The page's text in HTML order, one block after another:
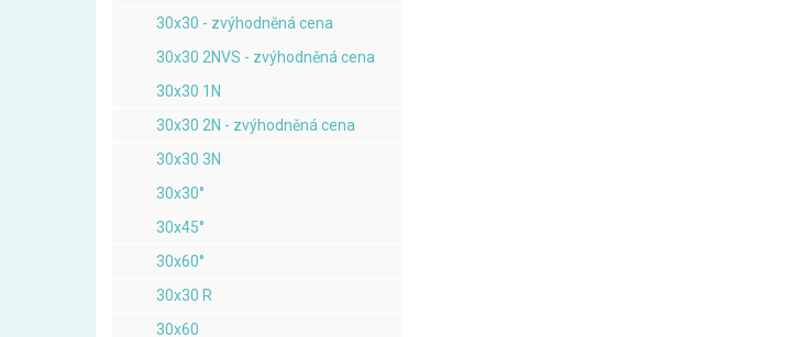
30x30 - zvýhodněná cena
30x30 2NVS - zvýhodněná cena
30x30 1N
30x30 2N - zvýhodněná cena
30x30 3N
30x30°
30x45°
30x60°
30x30 R
30x60